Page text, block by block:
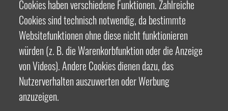
Cookies haben verschiedene Funktionen. Zahlreiche
Cookies sind technisch notwendig, da bestimmte
Websitefunktionen ohne diese nicht funktionieren
würden (z. B. die Warenkorbfunktion oder die Anzeige
von Videos). Andere Cookies dienen dazu, das
Nutzerverhalten auszuwerten oder Werbung
anzuzeigen.